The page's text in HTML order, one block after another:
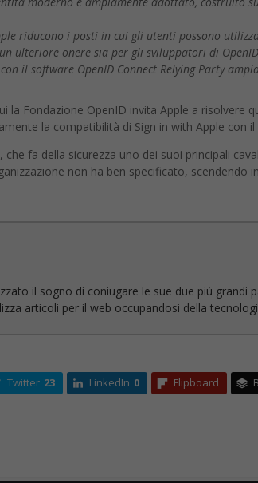
riducono i posti in cui gli utenti possono
ulteriore onere sia per gli sviluppatori di
il software OpenID Connect Relying Party
Fondazione OpenID invita Apple a risolvere
la compatibilità di Sign in with Apple con
fa della sicurezza uno dei suoi principali
non ha ben specificato, scendendo
il sogno di coniugare le sue due più grandi
articoli per il web occupandosi della
Twitter 23 LinkedIn 0 Flipboard